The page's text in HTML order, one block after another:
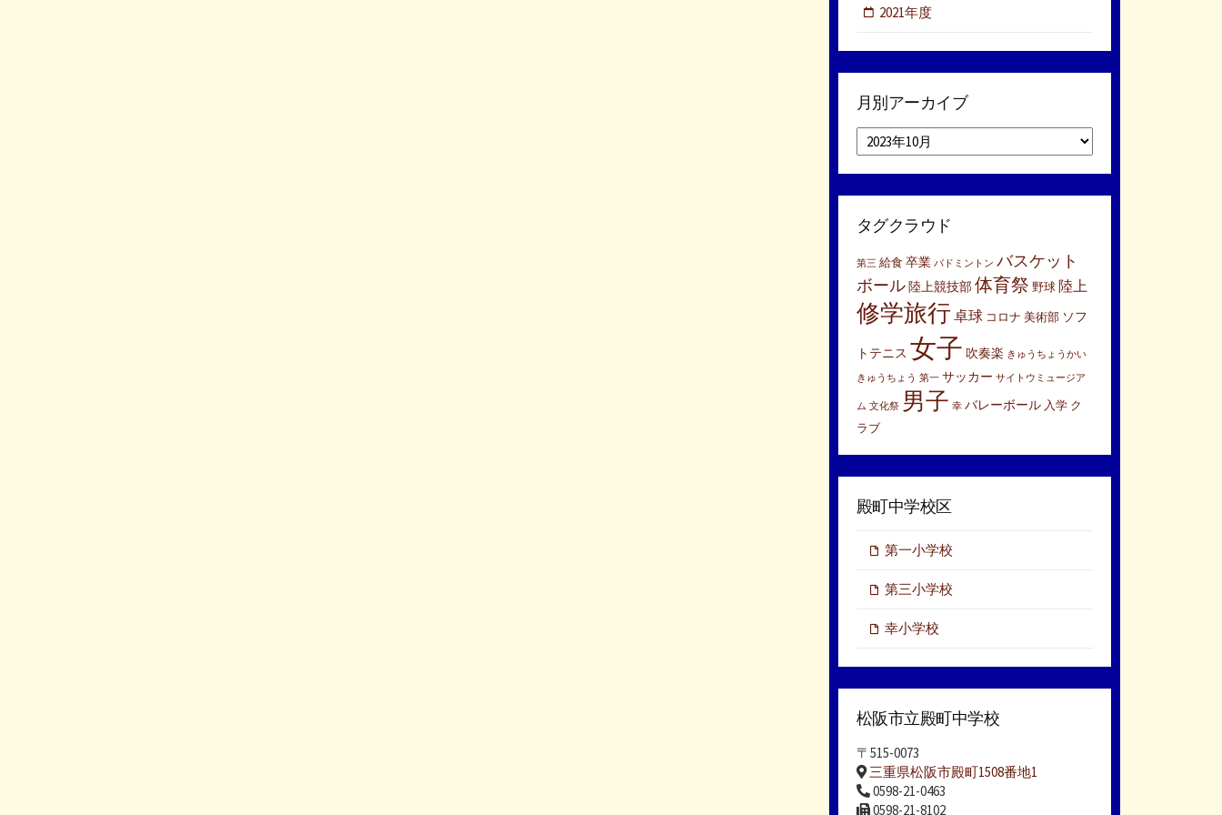
2021年度
月別アーカイブ
月
別
ア
ー
イ
タグクラウド
第三 給食 卒業 バドミントン バスケット
ボール陸上競技部体育祭 野球 陸上
修学旅行卓球 コロナ 美術部 ソフ
トテニス 女子 吹奏楽 きゅうちょうかい
きゅうちょう 第一 サッカー サイトウミュージア
ム 文化祭 男子 幸 バレーボール 入学 ク
ラブ
殿町中学校区
第一小学校
第三小学校
幸小学校
松阪市立殿町中学校
〒515-0073
三重県松阪市殿町1508番地1
0598-21-0463
0598-21-8102